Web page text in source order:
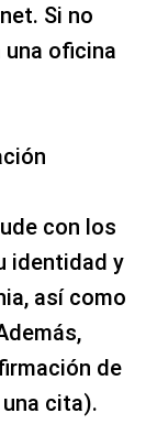
Si no
oficina
con los
identidad y
así como
de
cita).